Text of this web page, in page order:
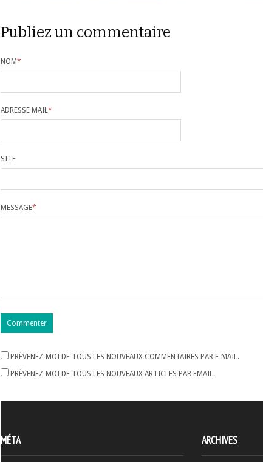
Publiez un commentaire
NOM*
ADRESSE MAIL*
SITE
MESSAGE*
PRÉVENEZ-MOI DE TOUS LES NOUVEAUX COMMENTAIRES PAR E-MAIL.
PRÉVENEZ-MOI DE TOUS LES NOUVEAUX ARTICLES PAR EMAIL.
MÉTA ARCHIVES